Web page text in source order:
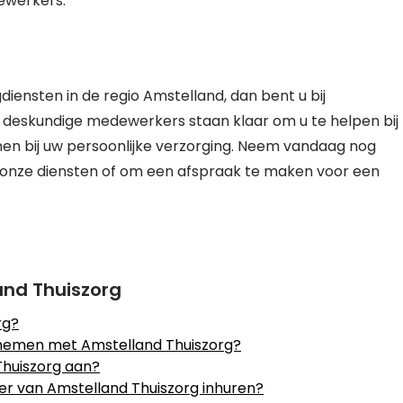
in de regio Amstelland, dan bent u bij
medewerkers staan klaar om u te helpen bij
bij uw persoonlijke verzorging. Neem vandaag nog
diensten of om een afspraak te maken voor een
Thuiszorg
met Amstelland Thuiszorg?
aan?
van Amstelland Thuiszorg inhuren?